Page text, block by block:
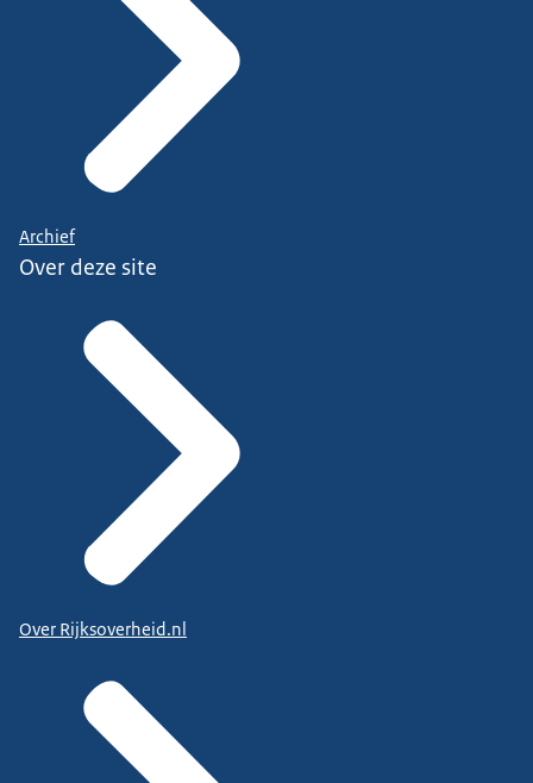
Archief
Over deze site
Over Rijksoverheid.nl